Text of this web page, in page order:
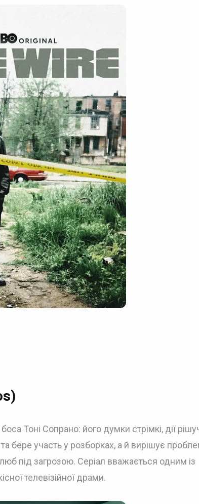
Тоні Сопрано: його думки стрімкі, дії
бере участь у розборках, а й вирішує
під загрозою. Серіал вважається одним із
телевізійної драми.